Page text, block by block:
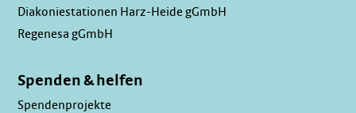
Diakoniestationen Harz-Heide gGmbH
Regenesa gGmbH
Spenden & helfen
Spendenprojekte